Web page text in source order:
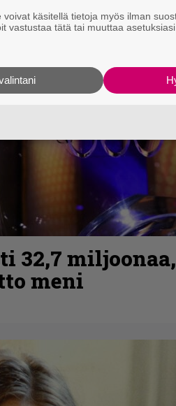
32,7
meni
käsitellä tietoja myös ilman
vastustaa tätä tai muuttaa